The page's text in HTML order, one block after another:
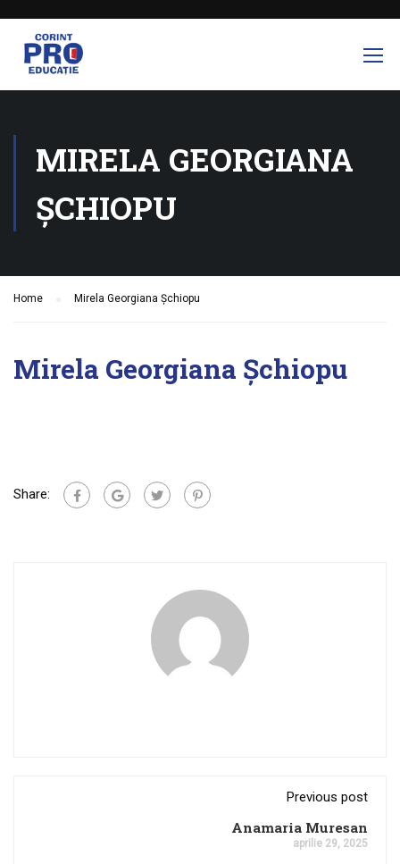
MIRELA GEORGIANA
ȘCHIOPU
Home Mirela Georgiana Șchiopu
Mirela Georgiana Șchiopu
Share:
Previous post
Anamaria Muresan
aprilie 29, 2025